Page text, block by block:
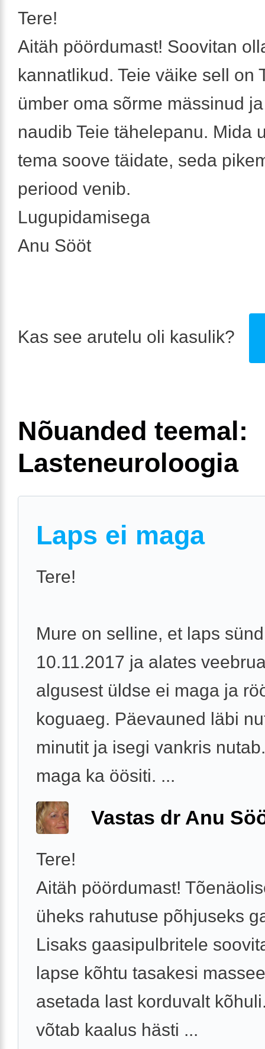
Tere!
Aitäh pöördumast! Soovitan
kannatlikud. Teie väike sell on
ümber oma sõrme mässinud
naudib Teie tähelepanu. Mida
tema soove täidate, seda
periood venib.
Lugupidamisega
Anu Sööt
Kas see arutelu oli kasulik?
Nõuanded teemal:
Lasteneuroloogia
Laps ei maga
Tere!
Mure on selline, et laps
10.11.2017 ja alates
algusest üldse ei maga ja
koguaeg. Päevauned läbi
minutit ja isegi vankris
maga ka öösiti. ...
Vastas dr Anu
Tere!
Aitäh pöördumast!
üheks rahutuse põhjuseks
Lisaks gaasipulbritele
lapse kõhtu tasakesi
asetada last korduvalt
võtab kaalus hästi ...